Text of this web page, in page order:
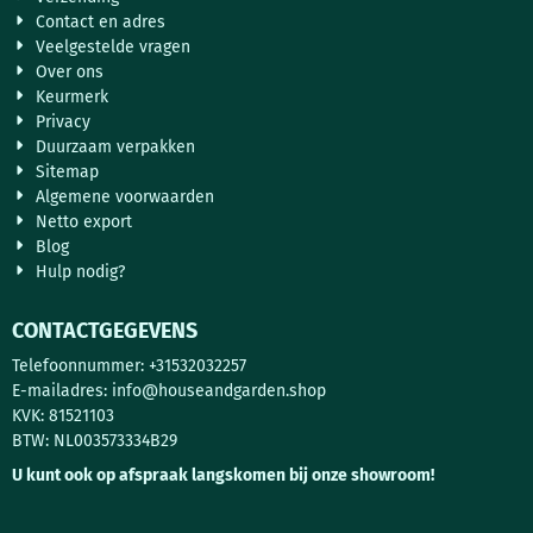
Contact en adres
Veelgestelde vragen
Over ons
Keurmerk
Privacy
Duurzaam verpakken
Sitemap
Algemene voorwaarden
Netto export
Blog
Hulp nodig?
CONTACTGEGEVENS
Telefoonnummer: +31532032257
E-mailadres: info@houseandgarden.shop
KVK: 81521103
BTW: NL003573334B29
U kunt ook op afspraak langskomen bij onze showroom!